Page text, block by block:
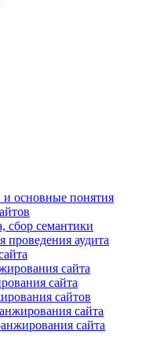
основные понятия
сбор семантики
проведения аудита
сайта
сайта
сайтов
сайта
сайта